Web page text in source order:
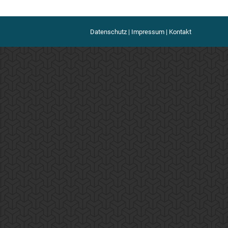
Datenschutz | Impressum | Kontakt